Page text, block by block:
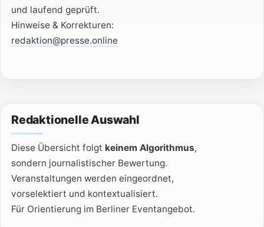
und laufend geprüft.
Hinweise & Korrekturen:
redaktion@presse.online
Redaktionelle Auswahl
Diese Übersicht folgt keinem Algorithmus,
sondern journalistischer Bewertung.
Veranstaltungen werden eingeordnet,
vorselektiert und kontextualisiert.
Für Orientierung im Berliner Eventangebot.